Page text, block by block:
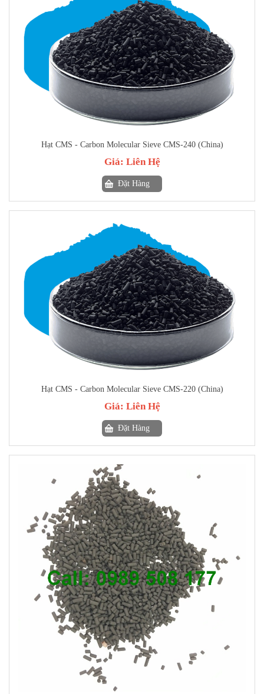
Hạt CMS - Carbon Molecular Sieve CMS-240 (China)
Giá: Liên Hệ
Đặt Hàng
Hạt CMS - Carbon Molecular Sieve CMS-220 (China)
Giá: Liên Hệ
Đặt Hàng